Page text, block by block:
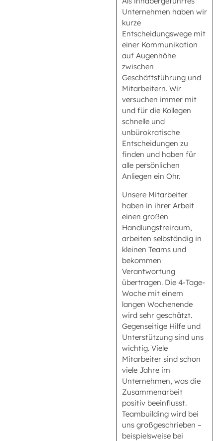
Unternehmen haben wir
kurze
Entscheidungswege mit
einer Kommunikation
auf Augenhöhe
zwischen
Geschäftsführung und
Mitarbeitern. Wir
versuchen immer mit
und für die Kollegen
schnelle und
unbürokratische
Entscheidungen zu
finden und haben für
alle persönlichen
Anliegen ein Ohr.
Unsere Mitarbeiter
haben in ihrer Arbeit
einen großen
Handlungsfreiraum,
arbeiten selbständig in
kleinen Teams und
bekommen
Verantwortung
übertragen. Die 4-Tage-
Woche mit einem
langen Wochenende
wird sehr geschätzt.
Gegenseitige Hilfe und
Unterstützung sind uns
wichtig. Viele
Mitarbeiter sind schon
viele Jahre im
Unternehmen, was die
Zusammenarbeit
positiv beeinflusst.
Teambuilding wird bei
uns großgeschrieben –
beispielsweise bei